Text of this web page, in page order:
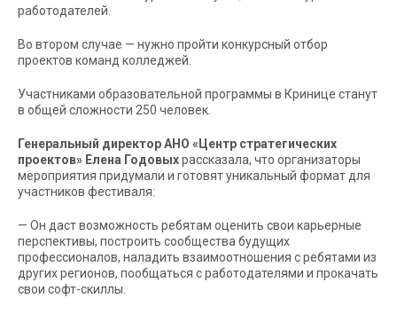
работодателей.
Во втором случае — нужно пройти конкурсный отбор
проектов команд колледжей.
Участниками образовательной программы в Кринице станут
в общей сложности 250 человек.
Генеральный директор АНО «Центр стратегических
проектов» Елена Годовыхрассказала, что организаторы
мероприятия придумали и готовят уникальный формат для
участников фестиваля:
— Он даст возможность ребятам оценить свои карьерные
перспективы, построить сообщества будущих
профессионалов, наладить взаимоотношения с ребятами из
других регионов, пообщаться с работодателями и прокачать
свои софт-скиллы.